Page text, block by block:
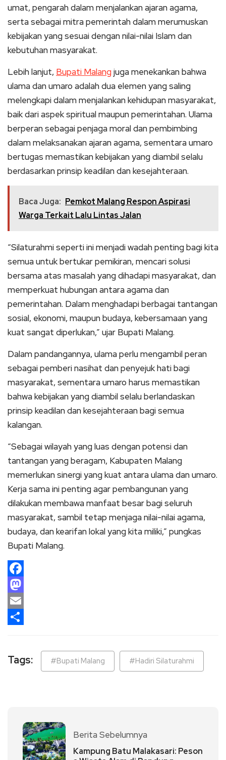
umat, pengarah dalam menjalankan ajaran agama,
serta sebagai mitra pemerintah dalam merumuskan
kebijakan yang sesuai dengan nilai-nilai Islam dan
kebutuhan masyarakat.
Lebih lanjut, Bupati Malangjuga menekankan bahwa
ulama dan umaro adalah dua elemen yang saling
melengkapi dalam menjalankan kehidupan masyarakat,
baik dari aspek spiritual maupun pemerintahan. Ulama
berperan sebagai penjaga moral dan pembimbing
dalam melaksanakan ajaran agama, sementara umaro
bertugas memastikan kebijakan yang diambil selalu
berdasarkan prinsip keadilan dan kesejahteraan.
Baca Juga: Pemkot Malang Respon Aspirasi
Warga Terkait Lalu Lintas Jalan
“Silaturahmi seperti ini menjadi wadah penting bagi kita
semua untuk bertukar pemikiran, mencari solusi
bersama atas masalah yang dihadapi masyarakat, dan
memperkuat hubungan antara agama dan
pemerintahan. Dalam menghadapi berbagai tantangan
sosial, ekonomi, maupun budaya, kebersamaan yang
kuat sangat diperlukan,” ujar Bupati Malang.
Dalam pandangannya, ulama perlu mengambil peran
sebagai pemberi nasihat dan penyejuk hati bagi
masyarakat, sementara umaro harus memastikan
bahwa kebijakan yang diambil selalu berlandaskan
prinsip keadilan dan kesejahteraan bagi semua
kalangan.
“Sebagai wilayah yang luas dengan potensi dan
tantangan yang beragam, Kabupaten Malang
memerlukan sinergi yang kuat antara ulama dan umaro.
Kerja sama ini penting agar pembangunan yang
dilakukan membawa manfaat besar bagi seluruh
masyarakat, sambil tetap menjaga nilai-nilai agama,
budaya, dan kearifan lokal yang kita miliki,” pungkas
Bupati Malang.
Facebook
Mastodon
Email
Tags: #Bupati Malang #Hadiri Silaturahmi
Berita Sebelumnya
Kampung Batu Malakasari: Peson